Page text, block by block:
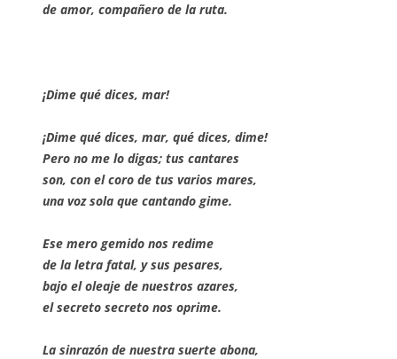
de amor, compañero de la ruta.
¡Dime qué dices, mar!
¡Dime qué dices, mar, qué dices, dime!
Pero no me lo digas; tus cantares
son, con el coro de tus varios mares,
una voz sola que cantando gime.
Ese mero gemido nos redime
de la letra fatal, y sus pesares,
bajo el oleaje de nuestros azares,
el secreto secreto nos oprime.
La sinrazón de nuestra suerte abona,